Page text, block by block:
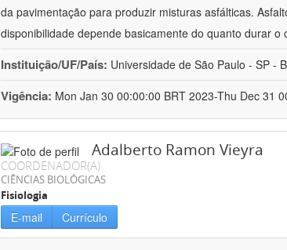
da pavimentação para produzir misturas asfálticas.
disponibilidade depende basicamente do quanto durar o
Instituição/UF/País: Universidade de São Paulo - SP -
Vigência: Mon Jan 30 00:00:00 BRT 2023-Thu Dec 31
Adalberto Ramon Vieyra
COORDENADOR(A)
CIÊNCIAS BIOLÓGICAS
Fisiologia
E-mail Currículo